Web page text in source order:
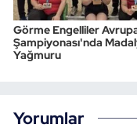
Görme Engelliler
Şampiyonası'nda
Yağmuru
Yorumlar